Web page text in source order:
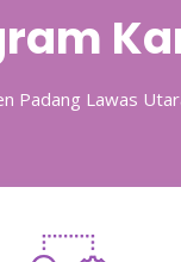
Padang Lawas